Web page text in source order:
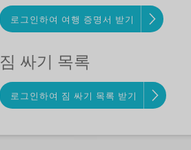
로그인하여 여행 증명서 받기
짐 싸기 목록
로그인하여 짐 싸기 목록 받기